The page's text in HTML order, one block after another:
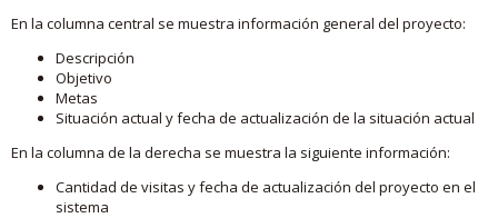
En la columna central se muestra información general del proyecto:
Descripción
Objetivo
Metas
Situación actual y fecha de actualización de la situación actual
En la columna de la derecha se muestra la siguiente información:
Cantidad de visitas y fecha de actualización del proyecto en el
sistema